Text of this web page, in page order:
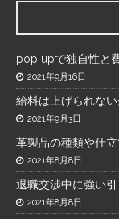
pop upで独自性と
2021年9月16日
給料は上げられな
2021年9月3日
革製品の種類や仕
2021年8月8日
退職交渉中に強い
2021年8月8日